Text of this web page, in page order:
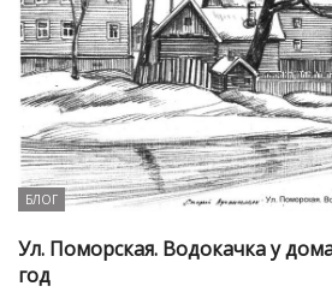
БЛОГ
Ул. Поморская. Водокачка у
год